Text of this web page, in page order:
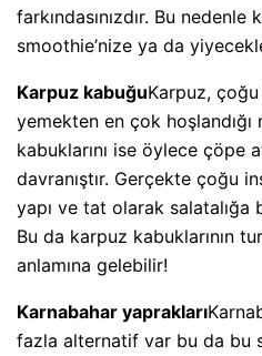
farkındasınızdır. Bu
smoothie’nize ya da
Karpuz kabuğuKarpuz, çoğu
yemekten en çok
kabuklarını ise öylece çöpe
davranıştır. Gerçekte çoğu
yapı ve tat olarak
Bu da karpuz kabuklarının
anlamına gelebilir!
Karnabahar yaprakları
fazla alternatif var bu da bu